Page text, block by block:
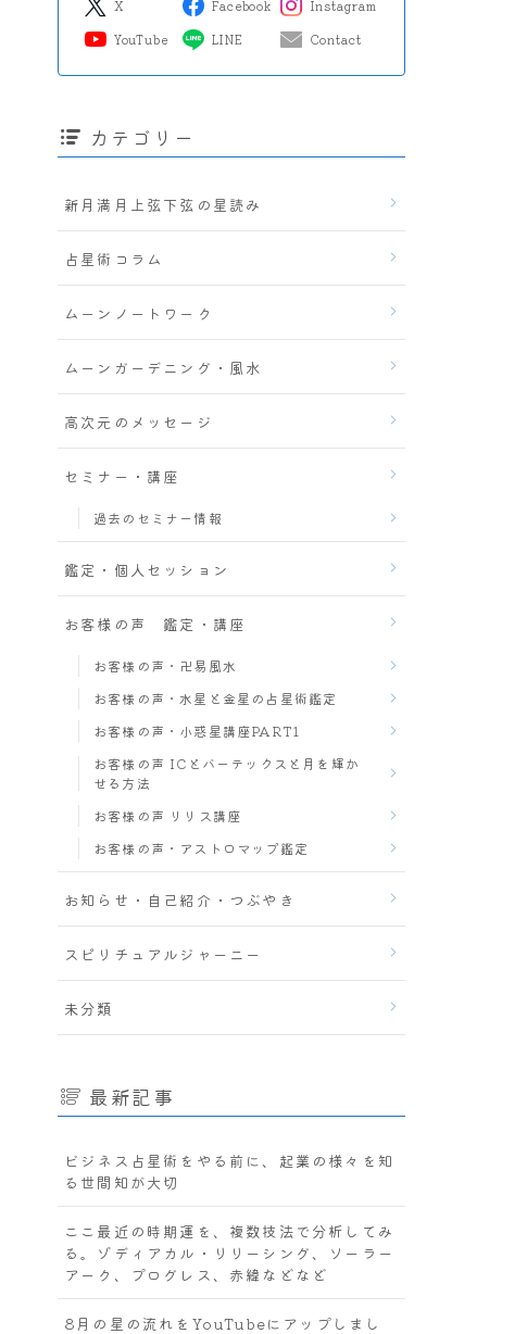
X Facebook
Instagram
YouTube
LINE Contact
カテゴリー
新月満月上弦下弦の星読み
占星術コラム
ムーンノートワーク
ムーンガーデニング・風水
高次元のメッセージ
セミナー・講座
過去のセミナー情報
鑑定・個人セッション
お客様の声 鑑定・講座
お客様の声・卍易風水
お客様の声・水星と金星の占星術鑑定
お客様の声・小惑星講座PART1
お客様の声 ICとバーテックスと月を輝か
せる方法
お客様の声 リリス講座
お客様の声・アストロマップ鑑定
お知らせ・自己紹介・つぶやき
スピリチュアルジャーニー
未分類
最新記事
ビジネス占星術をやる前に、起業の様々を知
る世間知が大切
ここ最近の時期運を、複数技法で分析してみ
る。ゾディアカル・リリーシング、ソーラー
アーク、プログレス、赤緯などなど
8月の星の流れをYouTubeにアップしまし